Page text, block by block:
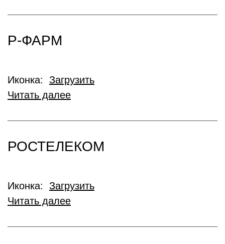
Р-ФАРМ
Иконка: Загрузить
Читать далее
РОСТЕЛЕКОМ
Иконка: Загрузить
Читать далее